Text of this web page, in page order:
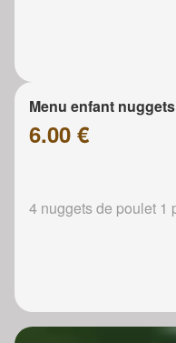
Menu enfant nuggets
6.00 €
4 nuggets de poulet 1